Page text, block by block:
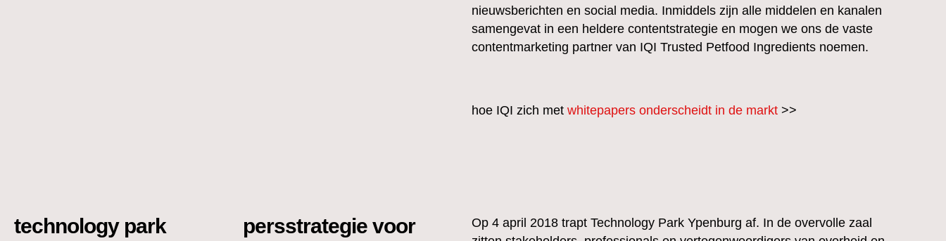
nieuwsberichten en social media. Inmiddels zijn alle middelen en kanalen
samengevat in een heldere contentstrategie en mogen we ons de vaste
contentmarketing partner van IQI Trusted Petfood Ingredients noemen.
hoe IQI zich met whitepapers onderscheidt in de markt >>
technology park
persstrategie voor
Op 4 april 2018 trapt Technology Park Ypenburg af. In de overvolle zaal